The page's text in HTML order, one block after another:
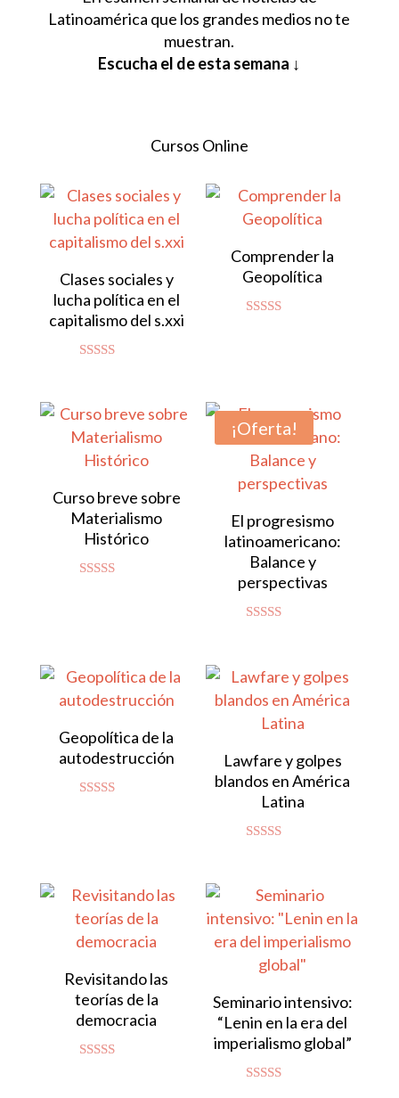
Latinoamérica que los grandes medios no te
muestran.
Escucha el de esta semana ↓
Cursos Online
Clases sociales y
lucha política en el
capitalismo del s.xxi
Comprender la
Geopolítica
Curso breve sobre
Materialismo
Histórico
¡Oferta!
El progresismo
latinoamericano:
Balance y
perspectivas
Geopolítica de la
autodestrucción
Lawfare y golpes
blandos en América
Latina
Revisitando las
teorías de la
democracia
Seminario intensivo:
“Lenin en la era del
imperialismo global”